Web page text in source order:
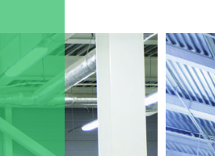
Дополнительно к